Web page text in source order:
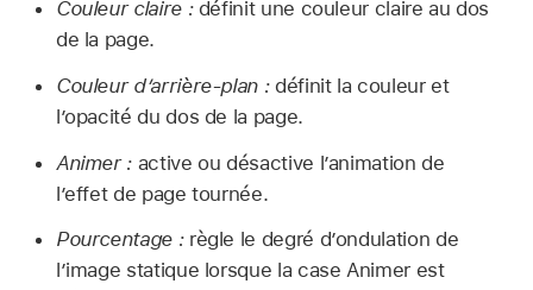
Couleur claire :définit une couleur claire au dos
de la page.
Couleur d’arrière-plan :définit la couleur et
l’opacité du dos de la page.
Animer : active ou désactive l’animation de
l’effet de page tournée.
Pourcentage :règle le degré d’ondulation de
l’image statique lorsque la case Animer est